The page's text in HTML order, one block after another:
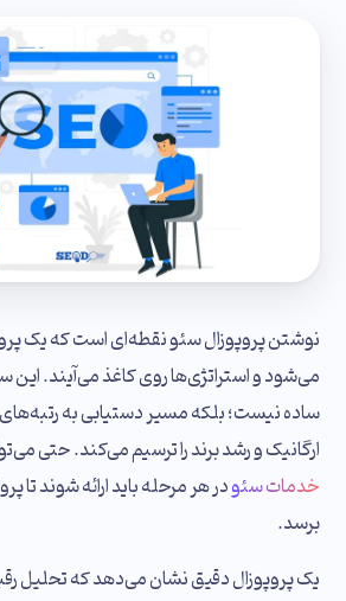
نوشتن پروپوزال سئو نقطه‌ای است که یک
می‌شود و استراتژی‌ها روی کاغذ می‌آیند. این
ساده نیست؛ بلکه مسیر دستیابی به رتبه‌های
ارگانیک و رشد برند را ترسیم می‌کند. حتی
خدمات سئودر هر مرحله باید ارائه شوند تا
برسد.
یک پروپوزال دقیق نشان می‌دهد که تحلیل